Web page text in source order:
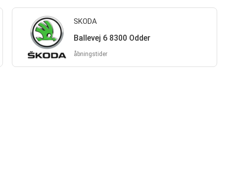
SKODA
Ballevej 6 8300 Odder
åbningstider